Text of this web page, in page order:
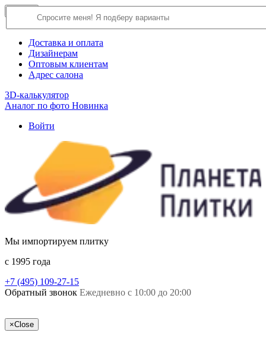
О компании
Доставка и оплата
Дизайнерам
Оптовым клиентам
Адрес салона
3D-калькулятор
Аналог по фото Новинка
Войти
Мы импортируем плитку
c 1995 года
+7 (495) 109-27-15
Обратный звонок Ежедневно с 10:00 до 20:00
×Close